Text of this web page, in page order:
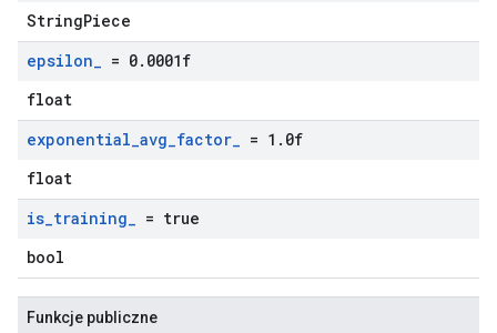
StringPiece
epsilon_ = 0. 0001f
float
exponential_avg_factor_ = 1 . 0f
float
is_training_ = true
bool
Funkcje publiczne